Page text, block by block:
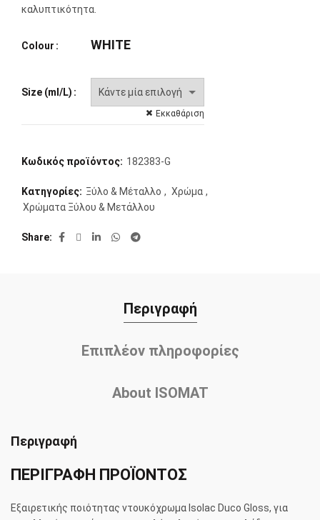
καλυπτικότητα.
Colour WHITE
Size (ml/L)
Εκκαθάριση
Κωδικός προϊόντος: 182383-G
Κατηγορίες: Ξύλο & Μέταλλο , Χρώμα ,
Χρώματα Ξύλου & Μετάλλου
Share
Περιγραφή
Επιπλέον πληροφορίες
About ISOMAT
Περιγραφή
ΠΕΡΙΓΡΑΦΗ ΠΡΟΪΟΝΤΟΣ
Εξαιρετικής ποιότητας ντουκόχρωμα Isolac Duco Gloss, για